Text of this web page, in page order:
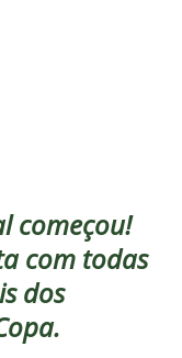
começou!
com todas
dos